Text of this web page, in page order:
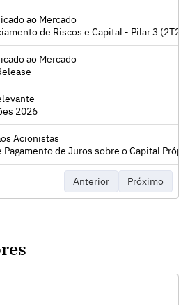
ao Mercado
de Riscos e Capital - Pilar 3 (2T26)
ao Mercado
2026
Acionistas
Pagamento de Juros sobre o Capital
Anterior Próximo